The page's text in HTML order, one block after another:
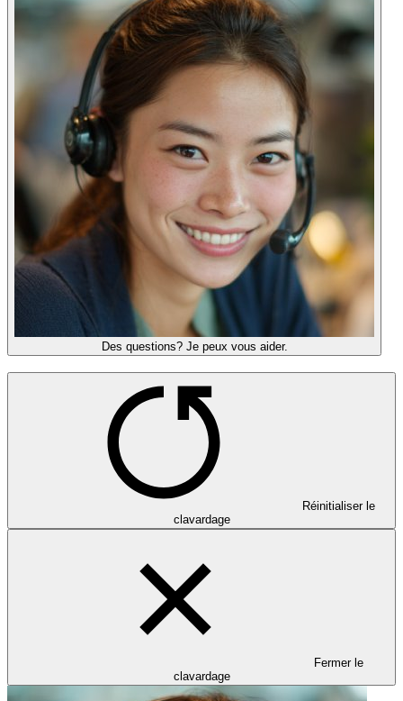
Des questions? Je peux vous aider.
Réinitialiser le
clavardage
Fermer le
clavardage